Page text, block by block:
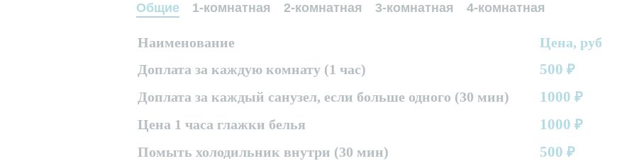
Общие 1-комнатная 2-комнатная 3-комнатная 4-комнатная
Наименование
Цена, руб
Доплата за каждую комнату (1 час)
500 ₽
Доплата за каждый санузел, если больше одного (30 мин)
1000 ₽
Цена 1 часа глажки белья
1000 ₽
Помыть холодильник внутри (30 мин)
500 ₽